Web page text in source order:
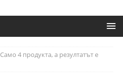
Само 4 продукта, а резултатът е